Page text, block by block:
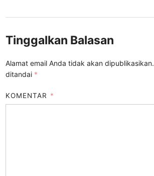
Tinggalkan Balasan
Alamat email Anda tidak akan dipublikasikan.
ditandai *
KOMENTAR *